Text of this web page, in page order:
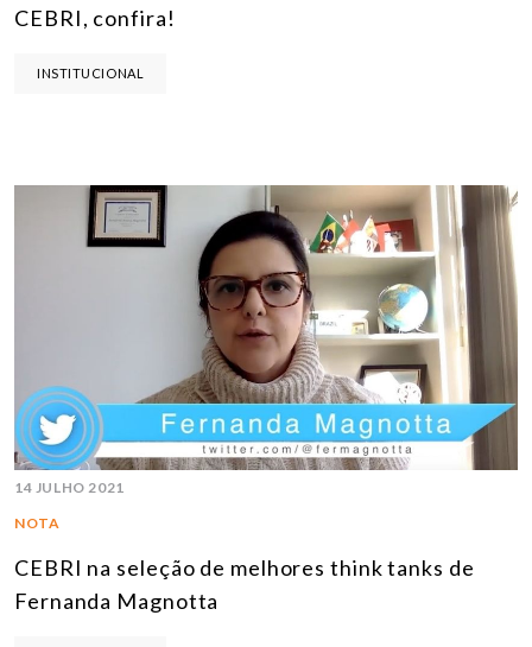
CEBRI, confira!
INSTITUCIONAL
14 JULHO 2021
NOTA
CEBRI na seleção de melhores think tanks de
Fernanda Magnotta